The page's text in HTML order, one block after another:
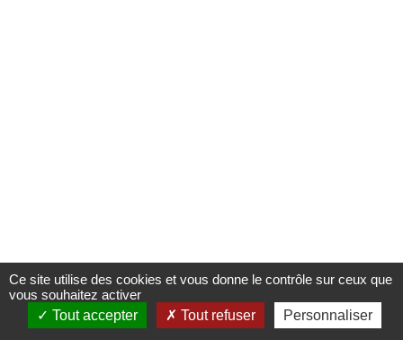
Ce site utilise des cookies et vous donne le contrôle sur ceux que
vous souhaitez activer
Tout accepter
Tout refuser Personnaliser